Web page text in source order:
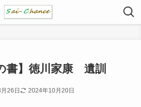
書】徳川家康 遺訓
26日 2024年10月20日